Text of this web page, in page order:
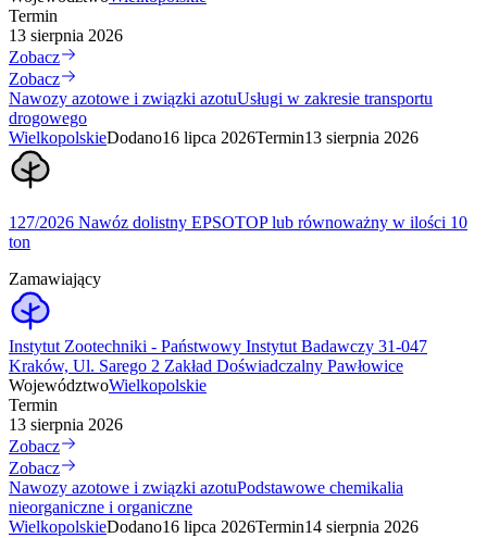
Termin
13 sierpnia 2026
Zobacz
Zobacz
Nawozy azotowe i związki azotuUsługi w zakresie transportu
drogowego
WielkopolskieDodano16 lipca 2026Termin13 sierpnia 2026
127/2026 Nawóz dolistny EPSOTOP lub równoważny w ilości 10
ton
Zamawiający
Instytut Zootechniki - Państwowy Instytut Badawczy 31-047
Kraków, Ul. Sarego 2 Zakład Doświadczalny Pawłowice
WojewództwoWielkopolskie
Termin
13 sierpnia 2026
Zobacz
Zobacz
Nawozy azotowe i związki azotuPodstawowe chemikalia
nieorganiczne i organiczne
WielkopolskieDodano16 lipca 2026Termin14 sierpnia 2026